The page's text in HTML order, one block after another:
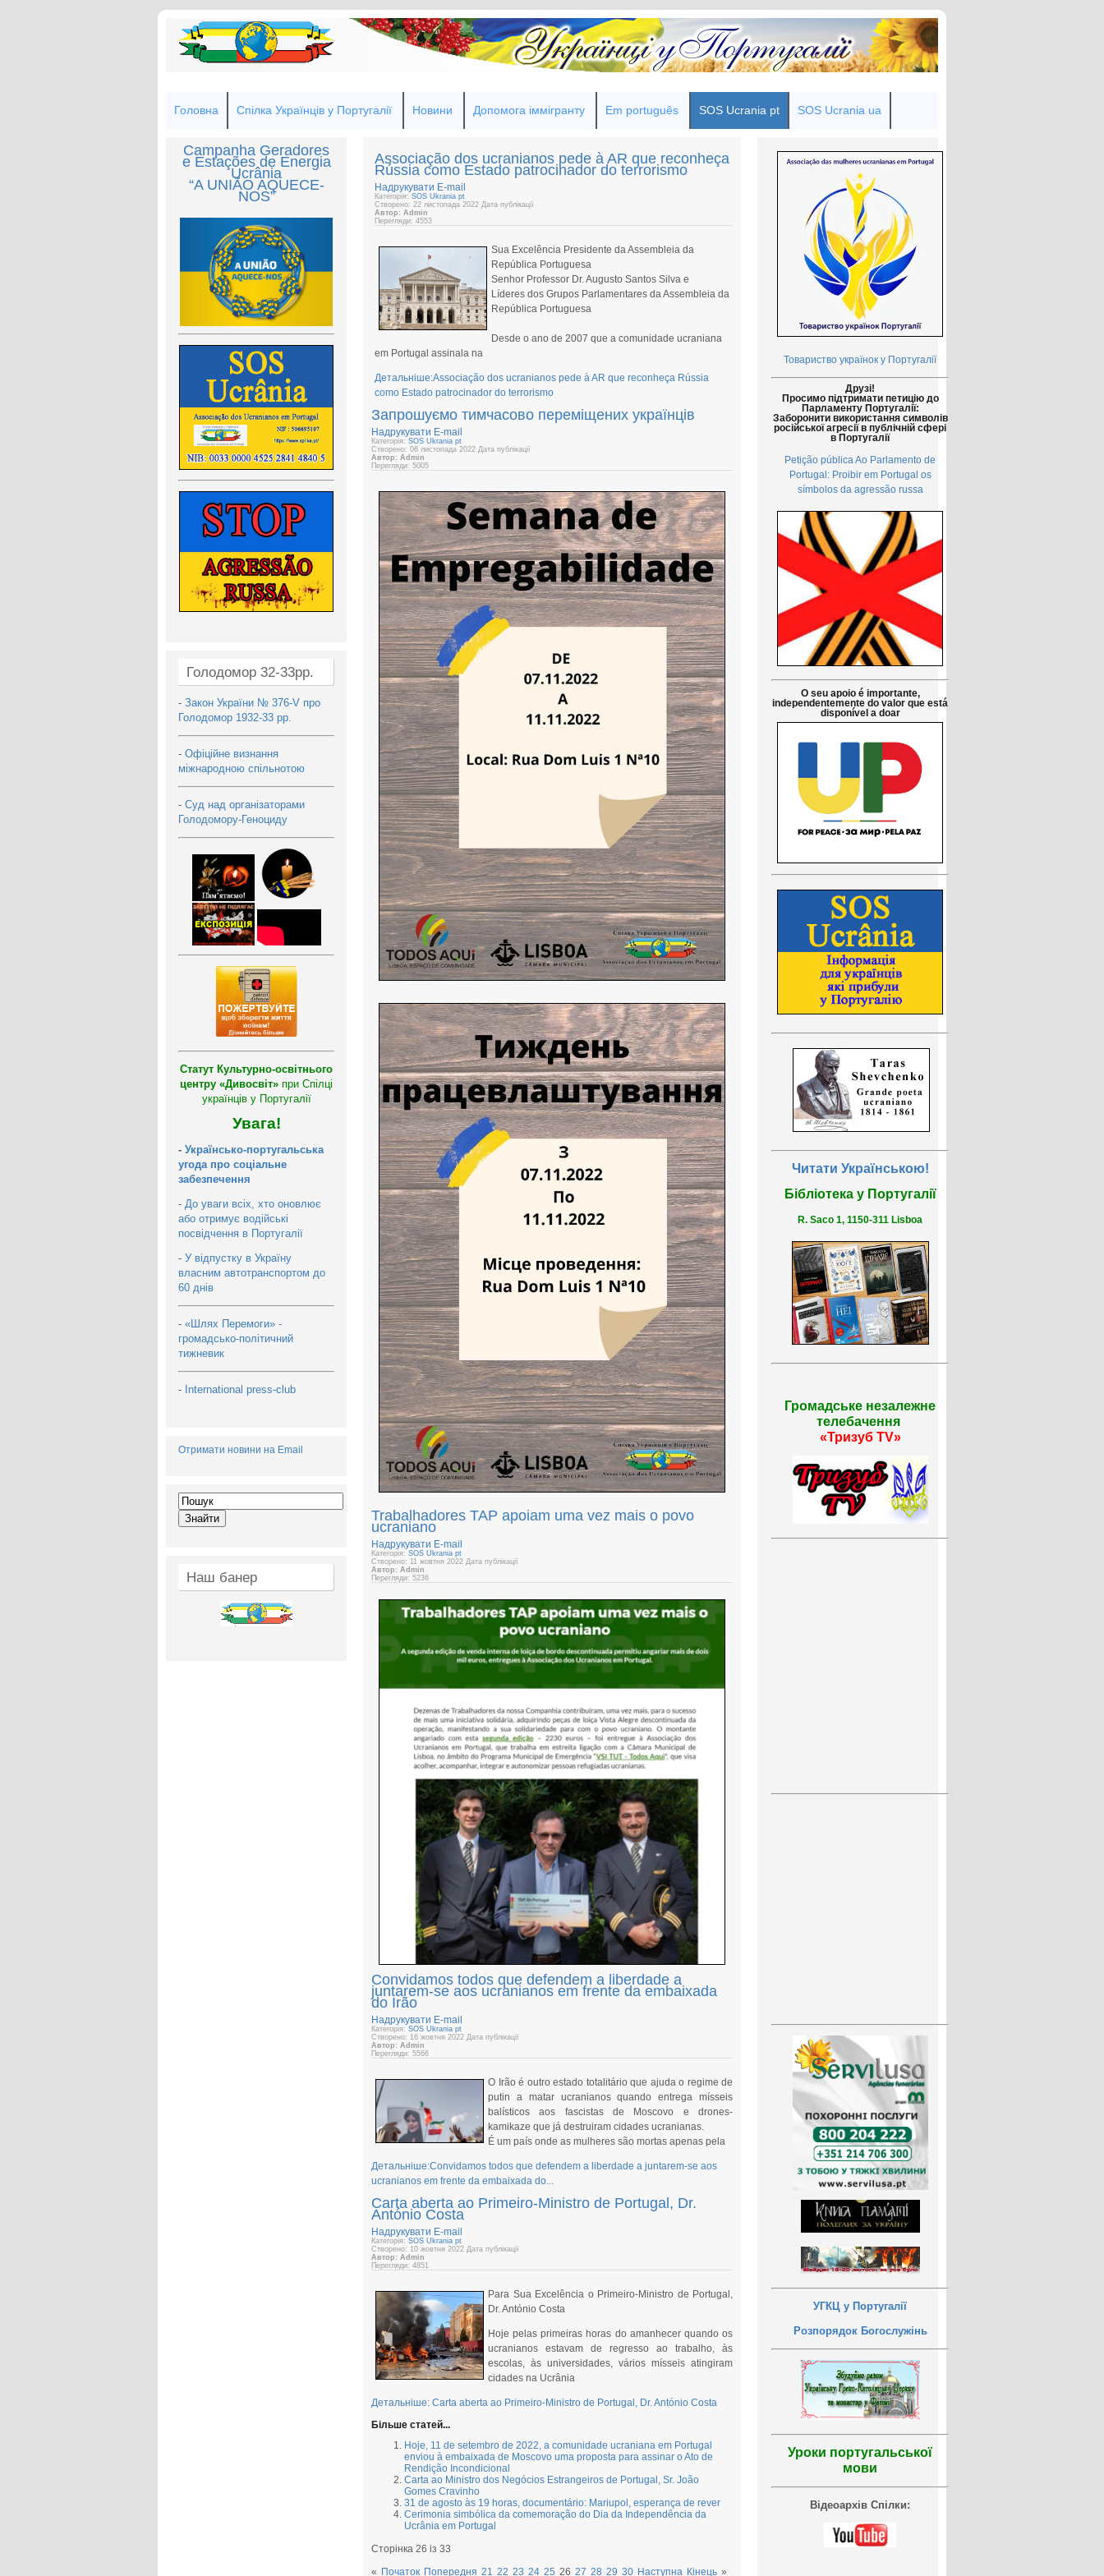
Головна Спілка Українців у Португалії Новини Допомога іммігранту Em português SOS Ucrania pt SOS Ucrania ua
Campanha Geradores
e Estações de Energia
Ucrânia
“A UNIÃO AQUECE-
NOS”
Голодомор 32-33рр.
- Закон України № 376-V про
Голодомор 1932-33 рр.
- Офіційне визнання
міжнародною спільнотою
- Суд над організаторами
Голодомору-Геноциду
Статут Культурно-освітнього
центру «Дивосвіт» при Спілці
українців у Португалії
Увага!
- Українсько-португальська
угода про соціальне
забезпечення
- До уваги всіх, хто оновлює
або отримує водійські
посвідчення в Португалії
- У відпустку в Україну
власним автотранспортом до
60 днів
- «Шлях Перемоги» -
громадсько-політичний
тижневик
- International press-club
Отримати новини на Email
Наш банер
Associação dos ucranianos pede à AR que reconheça
Rússia como Estado patrocinador do terrorismo
Надрукувати E-mail
Категорія:SOS Ukrania pt
Створено: 22 листопада 2022Дата публікації
Автор: Admin
Перегляди: 4553
Sua Excelência Presidente da Assembleia da
República Portuguesa
Senhor Professor Dr. Augusto Santos Silva e
Líderes dos Grupos Parlamentares da Assembleia da
República Portuguesa
Desde o ano de 2007 que a comunidade ucraniana
em Portugal assinala na
Детальніше:Associação dos ucranianos pede à AR que reconheça Rússia
como Estado patrocinador do terrorismo
Запрошуємо тимчасово переміщених українців
Надрукувати E-mail
Категорія: SOS Ukrania pt
Створено: 06 листопада 2022 Дата публікації
Автор: Admin
Перегляди: 5005
Trabalhadores TAP apoiam uma vez mais o povo
ucraniano
Надрукувати E-mail
Категорія: SOS Ukrania pt
Створено: 11 жовтня 2022 Дата публікації
Автор: Admin
Перегляди: 5236
Convidamos todos que defendem a liberdade a
juntarem-se aos ucranianos em frente da embaixada
do Irão
Надрукувати E-mail
Категорія: SOS Ukrania pt
Створено: 16 жовтня 2022 Дата публікації
Автор: Admin
Перегляди: 5566
O Irão é outro estado totalitário que ajuda o regime de
putin a matar ucranianos quando entrega mísseis
balísticos aos fascistas de Moscovo e drones-
kamikaze que já destruiram cidades ucranianas.
É um país onde as mulheres são mortas apenas pela
Детальніше:Convidamos todos que defendem a liberdade a juntarem-se aos
ucranianos em frente da embaixada do...
Carta aberta ao Primeiro-Ministro de Portugal, Dr.
António Costa
Надрукувати E-mail
Категорія: SOS Ukrania pt
Створено: 10 жовтня 2022 Дата публікації
Автор: Admin
Перегляди: 4851
Para Sua Excelência o Primeiro-Ministro de Portugal,
Dr. António Costa
Hoje pelas primeiras horas do amanhecer quando os
ucranianos estavam de regresso ao trabalho, às
escolas, às universidades, vários mísseis atingiram
cidades na Ucrânia
Детальніше: Carta aberta ao Primeiro-Ministro de Portugal, Dr. António Costa
Більше статей...
Hoje, 11 de setembro de 2022, а comunidade ucraniana em Portugal
enviou à embaixada de Moscovo uma proposta para assinar o Ato de
Rendição Incondicional
Carta ao Ministro dos Negócios Estrangeiros de Portugal, Sr. João
Gomes Cravinho
31 de agosto às 19 horas, documentário: Mariupol, esperança de rever
Cerimonia simbólica da comemoração do Dia da Independência da
Ucrânia em Portugal
Сторінка 26 із 33
« Початок Попередня 21 22 23 24 25 26 27 28 29 30 Наступна Кінець »
Товариство українок у Португалії
Друзі!
Просимо підтримати петицію до
Парламенту Португалії:
Заборонити використання символів
російської агресії в публічній сфері
в Португалії
Petição pública Ao Parlamento de
Portugal: Proibir em Portugal os
símbolos da agressão russa
O seu apoio é importante,
independentemente do valor que está
disponível a doar
Читати Українською!
Бібліотека у Португалії
R. Saco 1, 1150-311 Lisboa
Громадське незалежне
телебачення
«Тризуб TV»
УГКЦ у Португалії
Розпорядок Богослужінь
Уроки португальської
мови
Відеоархів Спілки: